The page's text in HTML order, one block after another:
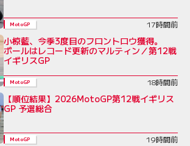
MotoGP 17時間前
小椋藍、今季3度目のフロントロウ獲得。
ポールはレコード更新のマルティン／第12戦
イギリスGP
MotoGP 18時間前
【順位結果】2026MotoGP第12戦イギリス
GP 予選総合
MotoGP 19時間前